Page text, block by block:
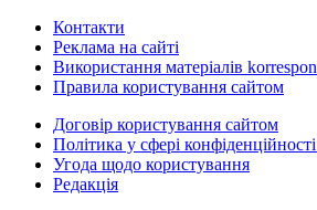
Контакти
Реклама на сайті
Використання матеріалів
Правила користування сайтом
Договір користування сайтом
Політика у сфері
Угода щодо користування
Редакція